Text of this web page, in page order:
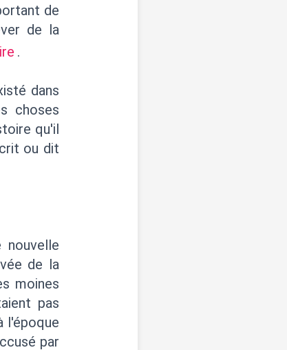
de
de la
.
dans
choses
qu'il
ou dit
nouvelle
de la
moines
pas
l'époque
par